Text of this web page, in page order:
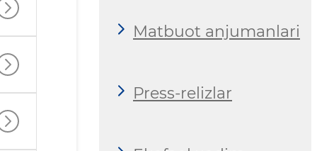
Matbuot anjumanlari
Press-relizlar